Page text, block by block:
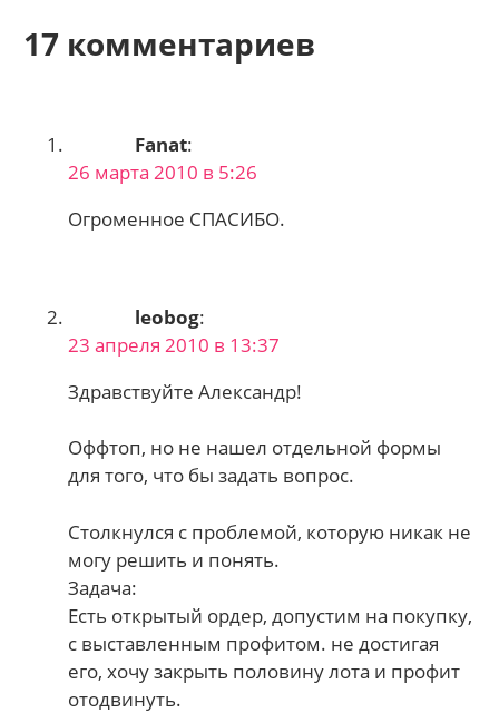
17 комментариев
Fanat:
26 марта 2010 в 5:26
Огроменное СПАСИБО.
leobog:
23 апреля 2010 в 13:37
Здравствуйте Александр!
Оффтоп, но не нашел отдельной формы
для того, что бы задать вопрос.
Столкнулся с проблемой, которую никак не
могу решить и понять.
Задача:
Есть открытый ордер, допустим на покупку,
с выставленным профитом. не достигая
его, хочу закрыть половину лота и профит
отодвинуть.